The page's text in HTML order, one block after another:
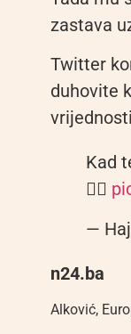
zastava
Twitter
duhovite
Kad
👇🏼
—
n24.ba
Alković,